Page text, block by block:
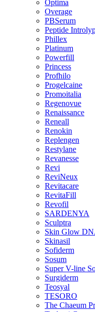
Optima
Overage
PBSerum
Peptide
Phillex
Platinum
Powerfill
Princess
Profhilo
Progelcaine
Promoitalia
Regenovue
Renaissance
Reneall
Renokin
Replengen
Restylane
Revanesse
Revi
ReviNeux
Revitacare
RevitaFill
Revofil
SARDENYA
Sculptra
Skin Glow
Skinasil
Sofiderm
Sosum
Super V-line
Surgiderm
Teosyal
TESORO
The Chaeum